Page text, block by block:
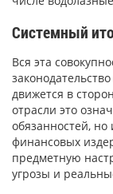
Системный
Вся эта
движется в
отрасли это
обязанностей,
финансовых
предметную
угрозы и